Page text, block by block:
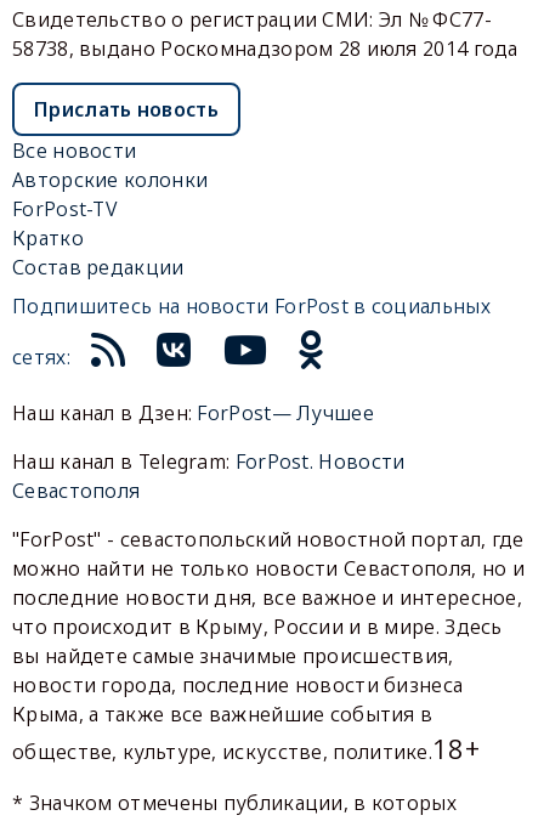
Свидетельство о регистрации СМИ: Эл № ФС77-
58738, выдано Роскомнадзором 28 июля 2014 года
Прислать новость
Все новости
Авторские колонки
ForPost-TV
Кратко
Состав редакции
Подпишитесь на новости ForPost в социальных
сетях:
Наш канал в Дзен: ForPost— Лучшее
Наш канал в Telegram: ForPost. Новости
Севастополя
"ForPost" - севастопольский новостной портал, где
можно найти не только новости Севастополя, но и
последние новости дня, все важное и интересное,
что происходит в Крыму, России и в мире. Здесь
вы найдете самые значимые происшествия,
новости города, последние новости бизнеса
Крыма, а также все важнейшие события в
обществе, культуре, искусстве, политике.18+
* Значком отмечены публикации, в которых